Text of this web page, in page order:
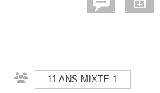
-11 ANS MIXTE 1